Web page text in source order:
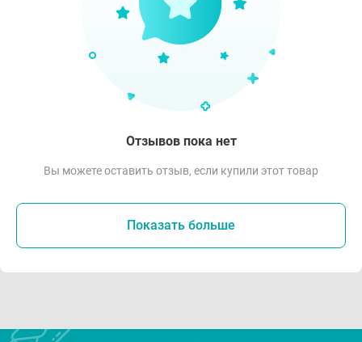
Отзывов пока нет
Вы можете оставить отзыв, если купили этот товар
Показать больше